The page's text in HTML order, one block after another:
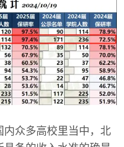
众多高校里当中，北